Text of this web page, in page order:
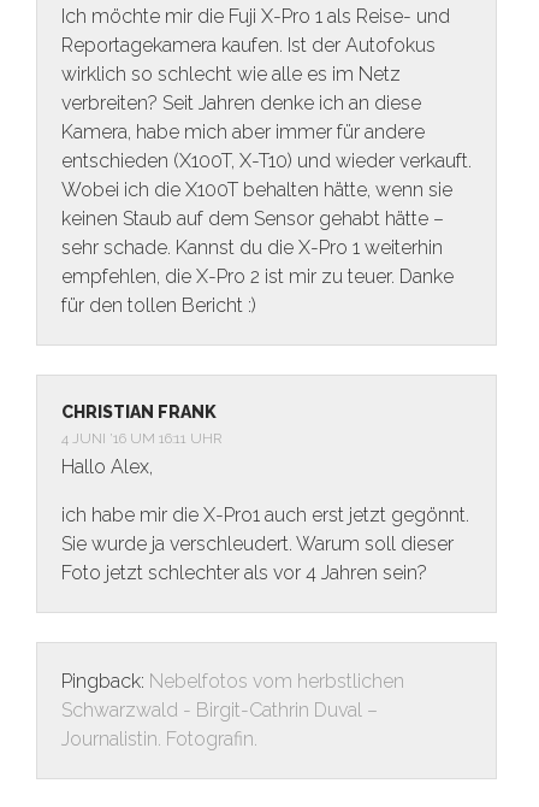
Ich möchte mir die Fuji X-Pro 1 als Reise- und
Reportagekamera kaufen. Ist der Autofokus
wirklich so schlecht wie alle es im Netz
verbreiten? Seit Jahren denke ich an diese
Kamera, habe mich aber immer für andere
entschieden (X100T, X-T10) und wieder verkauft.
Wobei ich die X100T behalten hätte, wenn sie
keinen Staub auf dem Sensor gehabt hätte –
sehr schade. Kannst du die X-Pro 1 weiterhin
empfehlen, die X-Pro 2 ist mir zu teuer. Danke
für den tollen Bericht :)
CHRISTIAN FRANK
4 JUNI ’16 UM 16:11 UHR
Hallo Alex,
ich habe mir die X-Pro1 auch erst jetzt gegönnt.
Sie wurde ja verschleudert. Warum soll dieser
Foto jetzt schlechter als vor 4 Jahren sein?
Pingback: Nebelfotos vom herbstlichen
Schwarzwald - Birgit-Cathrin Duval –
Journalistin. Fotografin.